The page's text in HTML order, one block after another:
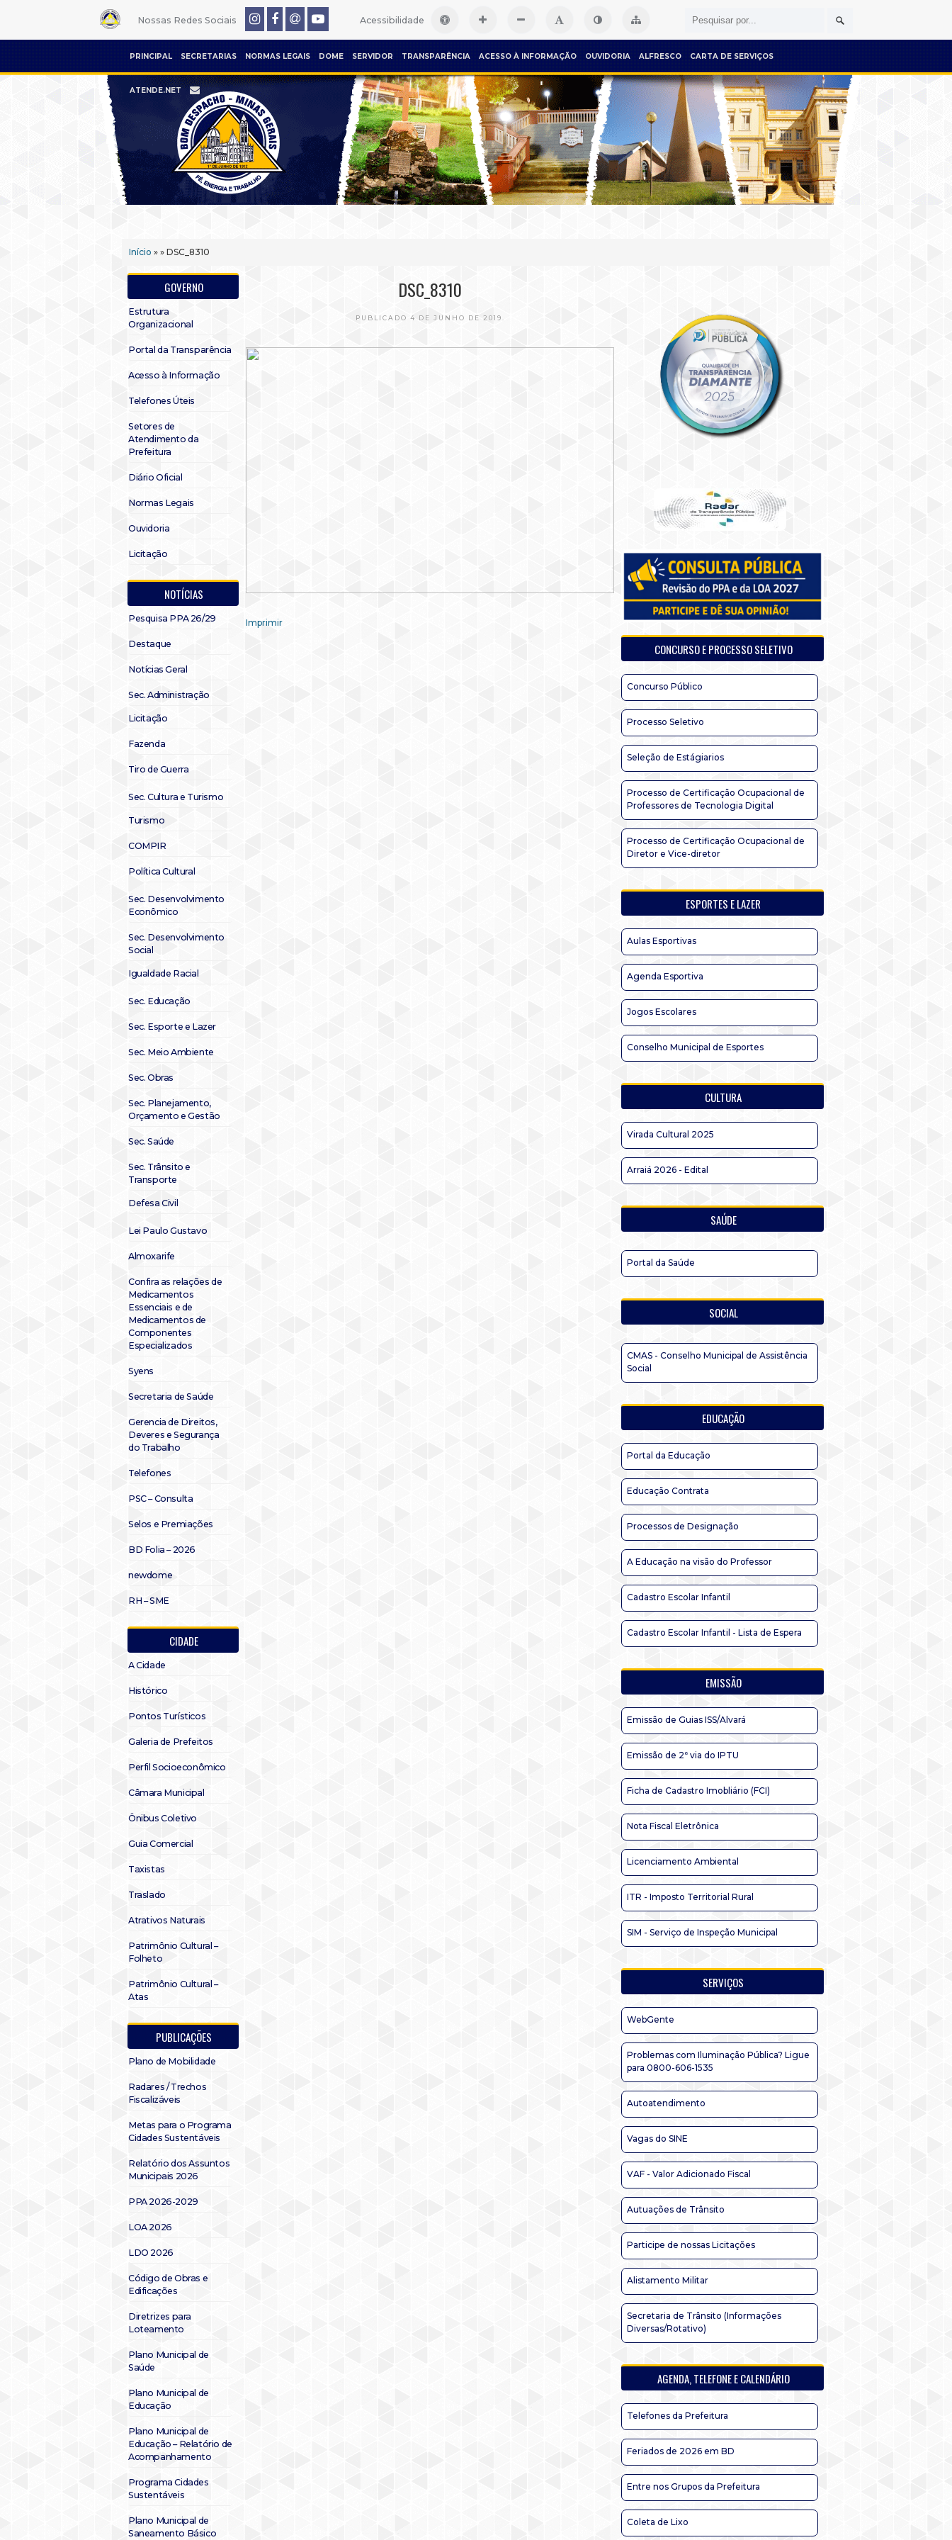
Nossas Redes Sociais Acessibilidade
PRINCIPAL SECRETARIAS NORMAS LEGAIS DOME SERVIDOR TRANSPARÊNCIA ACESSO À INFORMAÇÃO OUVIDORIA ALFRESCO CARTA DE SERVIÇOS
ATENDE.NET
Início » » DSC_8310
GOVERNO
Estrutura
Organizacional
Portal da Transparência
Acesso à Informação
Telefones Úteis
Setores de
Atendimento da
Prefeitura
Diário Oficial
Normas Legais
Ouvidoria
Licitação
NOTÍCIAS
Pesquisa PPA 26/29
Destaque
Notícias Geral
Sec. Administração
Licitação
Fazenda
Tiro de Guerra
Sec. Cultura e Turismo
Turismo
COMPIR
Política Cultural
Sec. Desenvolvimento
Econômico
Sec. Desenvolvimento
Social
Igualdade Racial
Sec. Educação
Sec. Esporte e Lazer
Sec. Meio Ambiente
Sec. Obras
Sec. Planejamento,
Orçamento e Gestão
Sec. Saúde
Sec. Trânsito e
Transporte
Defesa Civil
Lei Paulo Gustavo
Almoxarife
Confira as relações de
Medicamentos
Essenciais e de
Medicamentos de
Componentes
Especializados
Syens
Secretaria de Saúde
Gerencia de Direitos,
Deveres e Segurança
do Trabalho
Telefones
PSC – Consulta
Selos e Premiações
BD Folia – 2026
newdome
RH – SME
CIDADE
A Cidade
Histórico
Pontos Turísticos
Galeria de Prefeitos
Perfil Socioeconômico
Câmara Municipal
Ônibus Coletivo
Guia Comercial
Taxistas
Traslado
Atrativos Naturais
Patrimônio Cultural –
Folheto
Patrimônio Cultural –
Atas
PUBLICAÇÕES
Plano de Mobilidade
Radares / Trechos
Fiscalizáveis
Metas para o Programa
Cidades Sustentáveis
Relatório dos Assuntos
Municipais 2026
PPA 2026-2029
LOA 2026
LDO 2026
Código de Obras e
Edificações
Diretrizes para
Loteamento
Plano Municipal de
Saúde
Plano Municipal de
Educação
Plano Municipal de
Educação – Relatório de
Acompanhamento
Programa Cidades
Sustentáveis
Plano Municipal de
Saneamento Básico
DSC_8310
PUBLICADO 4 DE JUNHO DE 2019.
Imprimir
CONCURSO E PROCESSO SELETIVO
Concurso Público
Processo Seletivo
Seleção de Estágiarios
Processo de Certificação Ocupacional de
Professores de Tecnologia Digital
Processo de Certificação Ocupacional de
Diretor e Vice-diretor
ESPORTES E LAZER
Aulas Esportivas
Agenda Esportiva
Jogos Escolares
Conselho Municipal de Esportes
CULTURA
Virada Cultural 2025
Arraiá 2026 - Edital
SAÚDE
Portal da Saúde
SOCIAL
CMAS - Conselho Municipal de Assistência
Social
EDUCAÇÃO
Portal da Educação
Educação Contrata
Processos de Designação
A Educação na visão do Professor
Cadastro Escolar Infantil
Cadastro Escolar Infantil - Lista de Espera
EMISSÃO
Emissão de Guias ISS/Alvará
Emissão de 2ª via do IPTU
Ficha de Cadastro Imobliário (FCI)
Nota Fiscal Eletrônica
Licenciamento Ambiental
ITR - Imposto Territorial Rural
SIM - Serviço de Inspeção Municipal
SERVIÇOS
WebGente
Problemas com Iluminação Pública? Ligue
para 0800-606-1535
Autoatendimento
Vagas do SINE
VAF - Valor Adicionado Fiscal
Autuações de Trânsito
Participe de nossas Licitações
Alistamento Militar
Secretaria de Trânsito (Informações
Diversas/Rotativo)
AGENDA, TELEFONE E CALENDÁRIO
Telefones da Prefeitura
Feriados de 2026 em BD
Entre nos Grupos da Prefeitura
Coleta de Lixo